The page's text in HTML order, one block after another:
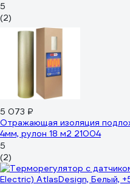
5
(2)
5 073 ₽
Отражающая изоляция
4мм, рулон 18 м2 21004
5
(2)